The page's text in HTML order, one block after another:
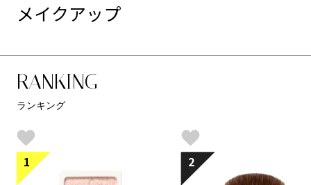
メイクアップ
RANKING
ランキング
1 2